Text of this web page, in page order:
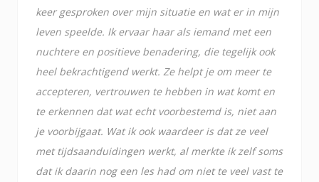
keer gesproken over mijn situatie en wat er in mijn
leven speelde. Ik ervaar haar als iemand met een
nuchtere en positieve benadering, die tegelijk ook
heel bekrachtigend werkt. Ze helpt je om meer te
accepteren, vertrouwen te hebben in wat komt en
te erkennen dat wat echt voorbestemd is, niet aan
je voorbijgaat. Wat ik ook waardeer is dat ze veel
met tijdsaanduidingen werkt, al merkte ik zelf soms
dat ik daarin nog een les had om niet te veel vast te